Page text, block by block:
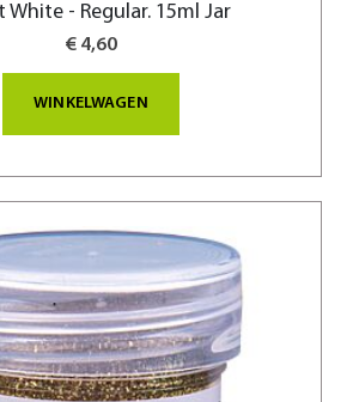
White - Regular. 15ml Jar
€ 4,60
WINKELWAGEN